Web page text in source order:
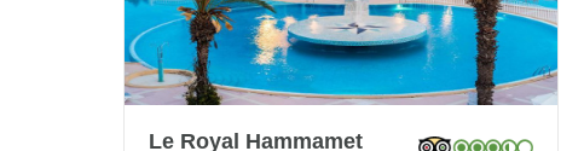
Le Royal Hammamet